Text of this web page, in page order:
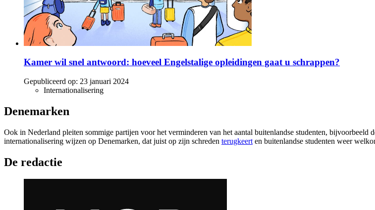
Kamer wil snel antwoord: hoeveel Engelstalige opleidingen gaat u schrappen?
Gepubliceerd op: 23 januari 2024
Internationalisering
Denemarken
Ook in Nederland pleiten sommige partijen voor het verminderen van het aantal buitenlandse studenten, bijvoorbeeld
internationalisering wijzen op Denemarken, dat juist op zijn schreden terugkeert en buitenlandse studenten weer
De redactie